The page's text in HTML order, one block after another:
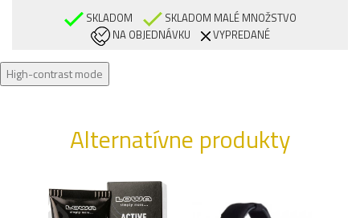
SKLADOM
SKLADOM MALÉ MNOŽSTVO
NA OBJEDNÁVKU
VYPREDANÉ
High-contrast mode
Alternatívne produkty